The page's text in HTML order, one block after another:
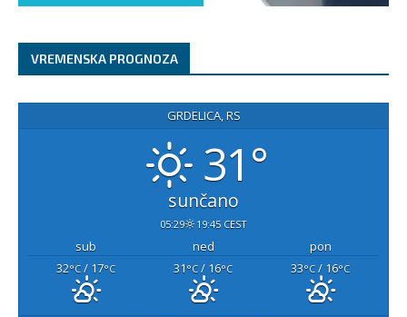
VREMENSKA PROGNOZA
GRDELICA, RS
31°
sunčano
05:29 19:45 CEST
sub ned
pon
32°C / 17°C 31 °C / 16°C 33°C / 16°C